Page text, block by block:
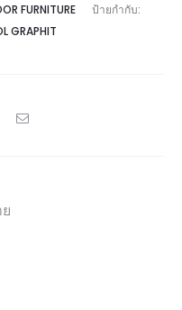
FURNITURE
ป้ายกำกับ:
GRAPHIT